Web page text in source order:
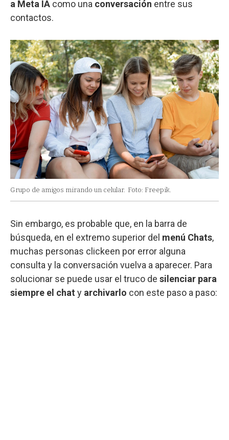
a Meta IA como una conversación entre sus
contactos.
Grupo de amigos mirando un celular. Foto: Freepik.
Sin embargo, es probable que, en la barra de
búsqueda, en el extremo superior del menú Chats,
muchas personas clickeen por error alguna
consulta y la conversación vuelva a aparecer. Para
solucionar se puede usar el truco de silenciar para
siempre el chat y archivarlo con este paso a paso: